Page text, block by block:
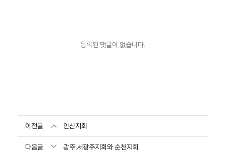
등록된 댓글이 없습니다.
이전글
안산지회
다음글
광주.서광주지회와 순천지회